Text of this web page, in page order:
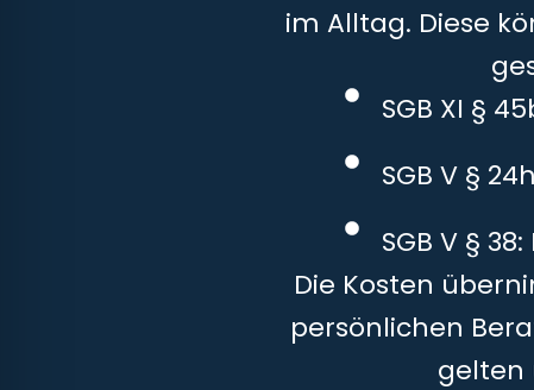
im Alltag. Diese
SGB XI §
SGB V §
SGB V §
Die Kosten
persönlichen
gelten